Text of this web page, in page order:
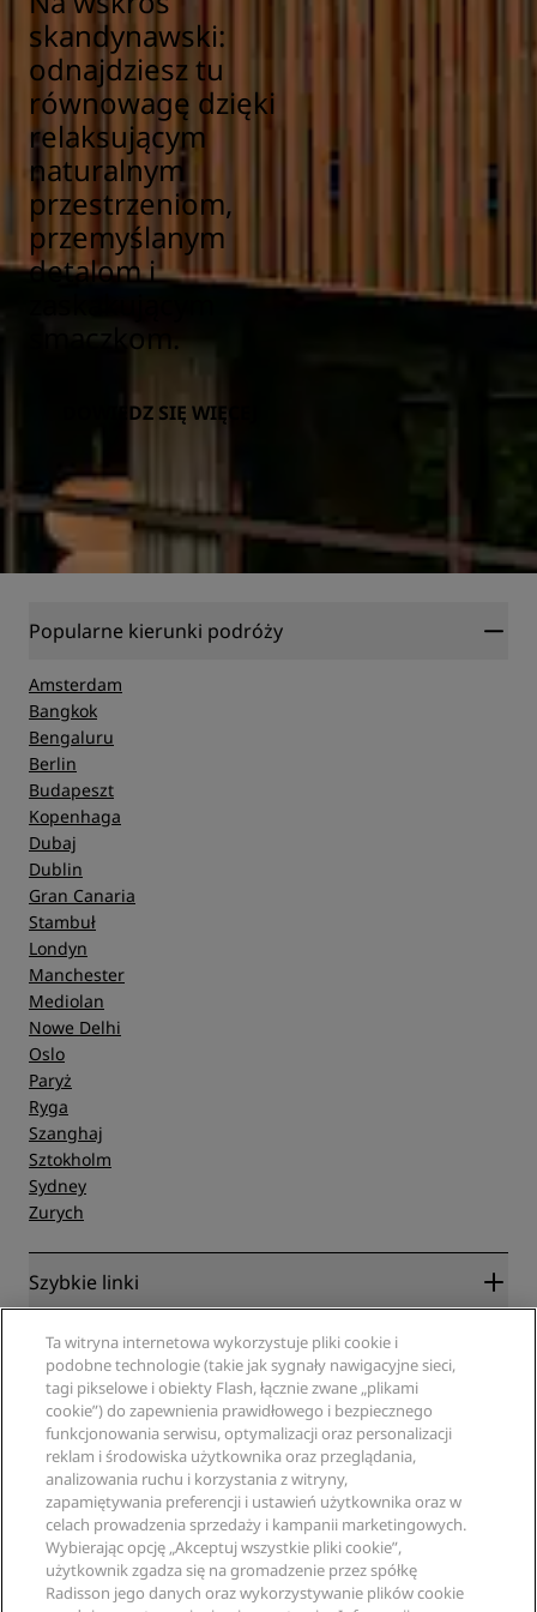
skandynawski:
odnajdziesz tu
równowagę dzięki
relaksującym
naturalnym
przestrzeniom,
przemyślanym
detalom i
smaczkom.
DOWIEDZ SIĘ WIĘCEJ
Popularne kierunki podróży
Amsterdam
Bangkok
Bengaluru
Berlin
Budapeszt
Kopenhaga
Dubaj
Dublin
Gran Canaria
Stambuł
Londyn
Manchester
Mediolan
Nowe Delhi
Oslo
Paryż
Ryga
Szanghaj
Sztokholm
Sydney
Zurych
Szybkie linki
Radisson Rewards
Gwarancja najlepszej ceny online
Blog
Cele podróży
Nowe i zapowiadane hotele
Aplikacja Radisson Hotels
Hotele z certyfikatem Sports Approved
Hotele przyjazne dla rodzin
Zdrowie i bezpieczeństwo
Specjaliści ds. podróży
Partnerzy
Agencje turystyczne
Witryna korporacyjna
Radisson Hotel Group
Media
Kariery w RHG
Kariery w PPHE
Kariera EHL
The Club by RHG
Informacje prawne
Centrum prywatności
Informacje prawne
Regulamin Radisson Rewards
Umowa dotycząca korzystania z witryny
Pomoc
Ostrzeżenia dla klientów
Kontakt
Media społecznościowe
Ta witryna internetowa wykorzystuje pliki cookie i
podobne technologie (takie jak sygnały nawigacyjne sieci,
tagi pikselowe i obiekty Flash, łącznie zwane „plikami
cookie”) do zapewnienia prawidłowego i bezpiecznego
funkcjonowania serwisu, optymalizacji oraz personalizacji
reklam i środowiska użytkownika oraz przeglądania,
analizowania ruchu i korzystania z witryny,
zapamiętywania preferencji i ustawień użytkownika oraz w
celach prowadzenia sprzedaży i kampanii marketingowych.
Wybierając opcję „Akceptuj wszystkie pliki cookie”,
użytkownik zgadza się na gromadzenie przez spółkę
Radisson jego danych oraz wykorzystywanie plików cookie